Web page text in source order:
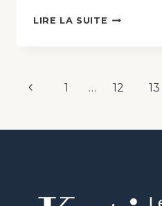
LIRE LA SUITE
1 … 12 13